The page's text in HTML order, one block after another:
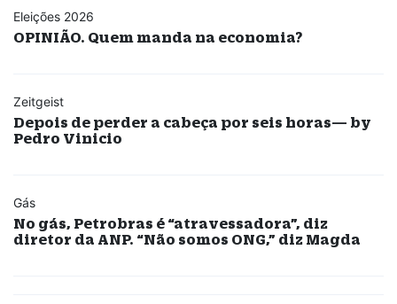
Eleições 2026
OPINIÃO. Quem manda na economia?
Zeitgeist
Depois de perder a cabeça por seis horas— by
Pedro Vinicio
Gás
No gás, Petrobras é “atravessadora”, diz
diretor da ANP. “Não somos ONG,” diz Magda